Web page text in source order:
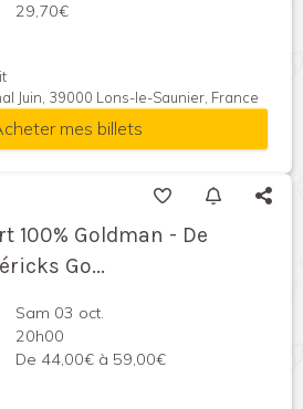
29,70€
Juin, 39000 Lons-le-Saunier, France
mes billets
100% Goldman - De
Go...
Sam 03 oct.
20h00
De 44,00€ à 59,00€